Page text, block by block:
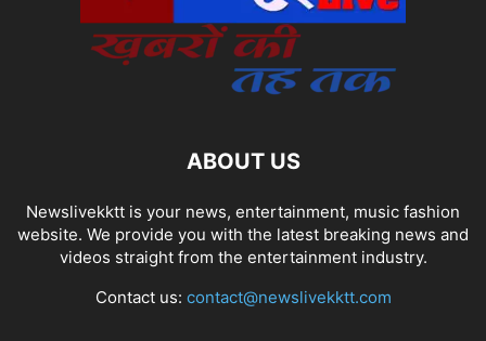
ABOUT US
Newslivekktt is your news, entertainment, music fashion
website. We provide you with the latest breaking news and
videos straight from the entertainment industry.
Contact us: contact@newslivekktt.com